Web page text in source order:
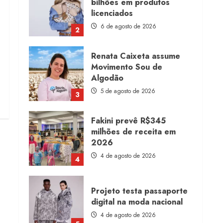
2
bilhões em produtos
licenciados
6 de agosto de 2026
3
Renata Caixeta assume
Movimento Sou de
Algodão
5 de agosto de 2026
4
Fakini prevê R$345
milhões de receita em
2026
4 de agosto de 2026
Projeto testa passaporte
digital na moda nacional
4 de agosto de 2026